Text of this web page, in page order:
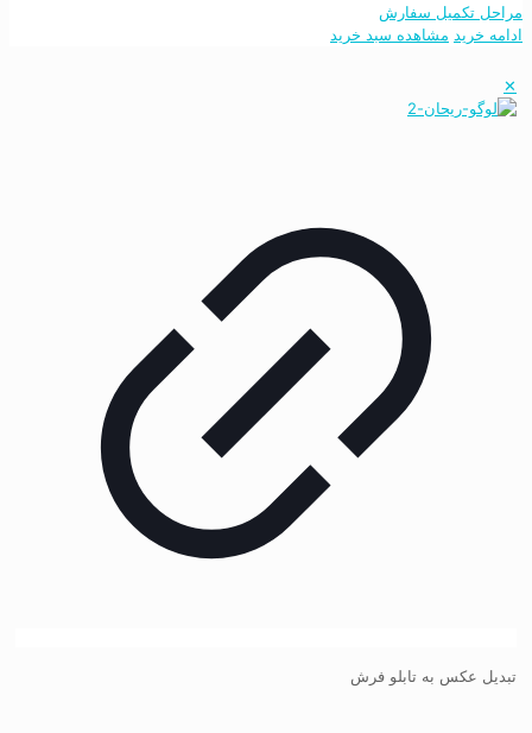
مراحل تکمیل سفارش
ادامه خرید مشاهده سبد خرید
✕
تبدیل عکس به تابلو فرش